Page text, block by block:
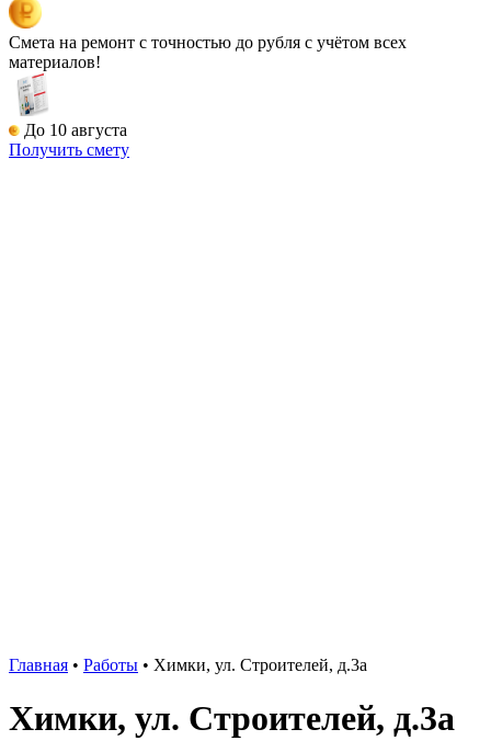
Смета на ремонт с точностью до рубля с учётом всех
материалов!
До 10 августа
Получить смету
Главная • Работы • Химки, ул. Строителей, д.3а
Химки, ул. Строителей, д.3а